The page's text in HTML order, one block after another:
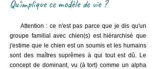
Qu'implique ce modèle de vie ?
Attention : ce n'est pas parce que je dis qu'un
groupe familial avec chien(s) est hiérarchisé que
j'estime que le chien est un soumis et les humains
sont des maîtres suprêmes à qui tout est dû. Le
concept de dominant, vu (à tort) comme un alpha